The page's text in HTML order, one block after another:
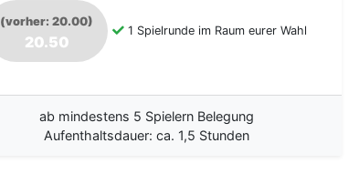
(vorher: 20.00)
20.50
1 Spielrunde im Raum eurer Wahl
ab mindestens 5 Spielern Belegung
Aufenthaltsdauer: ca. 1,5 Stunden